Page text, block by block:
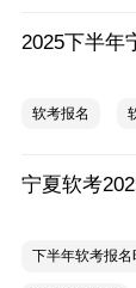
2025下半年
软考报名
宁夏软考
下半年软考报名